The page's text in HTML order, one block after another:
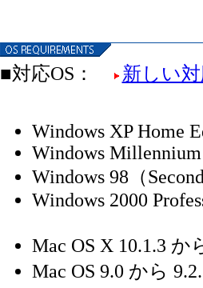
■対応OS： 新しい
Windows XP Home
Windows
Windows 98（
Windows 2000
Mac OS X 10.1.3 か
Mac OS 9.0 から